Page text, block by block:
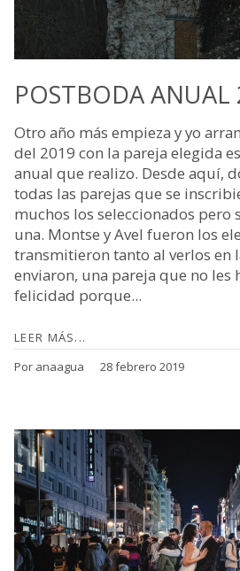
POSTBODA ANUAL
Otro año más empieza y yo
del 2019 con la pareja elegida
anual que realizo. Desde aquí,
todas las parejas que se
muchos los seleccionados
una. Montse y Avel fueron los
transmitieron tanto al verlos en
enviaron, una pareja que no les
felicidad porque...
LEER MÁS...
Por anaagua 28 febrero 2019